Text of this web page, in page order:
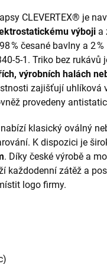
CLEVERTEX® je
výboji a
% česané bavlny a 2
5-1. Triko bez
výrobních halách
zajišťují uhlíková
provedeny
klasický oválný
K dispozici je
. Díky české výrobě a
každodenní zátěž a
logo firmy.